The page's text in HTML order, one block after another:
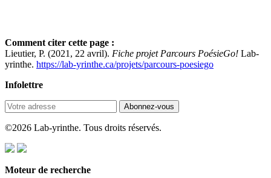
Comment citer cette page :
Lieutier, P. (2021, 22 avril). Fiche projet Parcours PoésieGo! Lab-
yrinthe. https://lab-yrinthe.ca/projets/parcours-poesiego
Infolettre
©2026 Lab-yrinthe. Tous droits réservés.
Moteur de recherche